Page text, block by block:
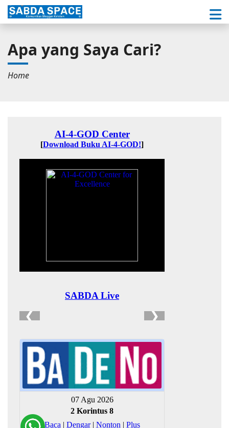
Apa yang Saya Cari?
Home